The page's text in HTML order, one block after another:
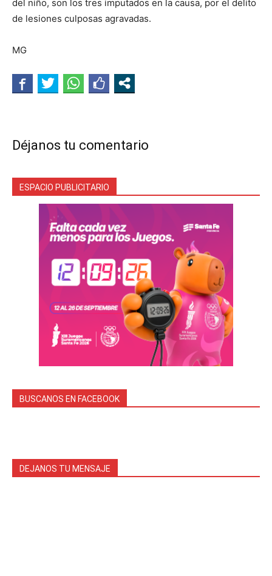
del niño, son los tres imputados en la causa, por el delito
de lesiones culposas agravadas.
MG
Déjanos tu comentario
ESPACIO PUBLICITARIO
BUSCANOS EN FACEBOOK
DEJANOS TU MENSAJE